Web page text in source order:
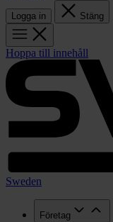
Logga in Stäng
Hoppa till innehåll
Sweden
Företag